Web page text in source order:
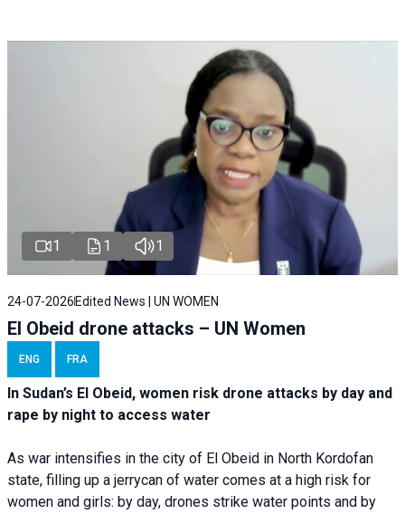
1 1 1
24-07-2026 Edited News | UN WOMEN
El Obeid drone attacks – UN Women
ENG FRA
In Sudan’s El Obeid, women risk drone attacks by day and
rape by night to access water
As war intensifies in the city of El Obeid in North Kordofan
state, filling up a jerrycan of water comes at a high risk for
women and girls: by day, drones strike water points and by